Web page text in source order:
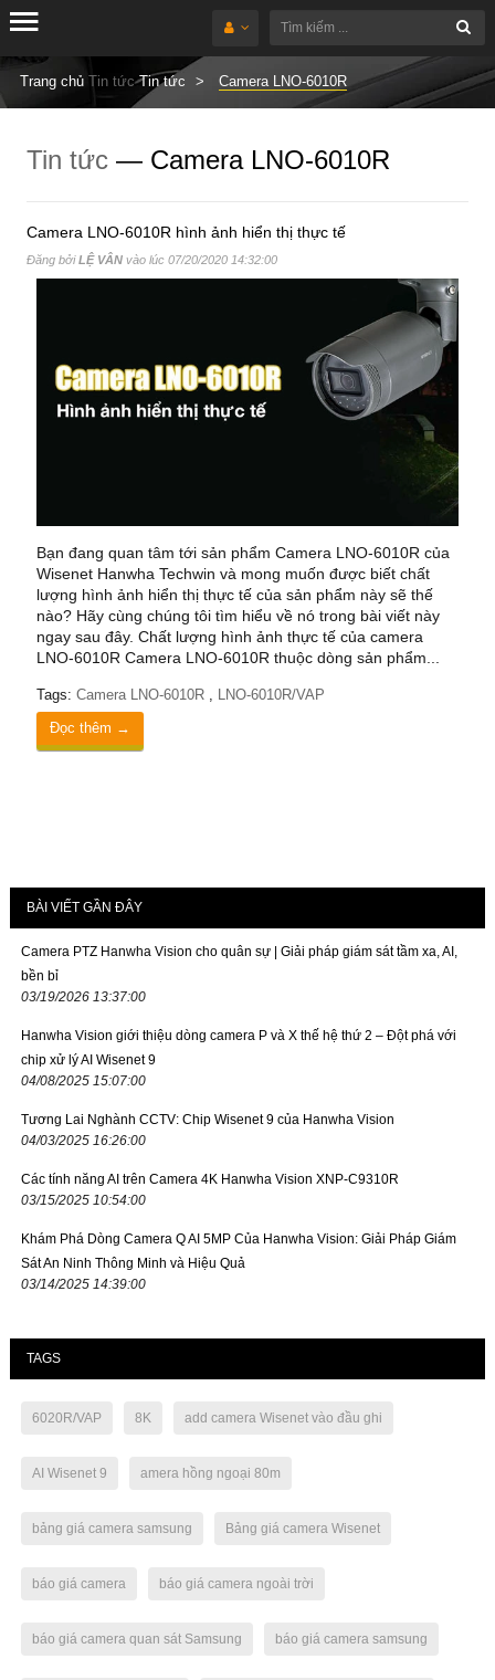
Trang chủ Tin tức Tin tức Camera LNO-6010R
Tin tức — Camera LNO-6010R
Camera LNO-6010R hình ảnh hiển thị thực tế
Đăng bởiLỆ VÂN vào lúc 07/20/2020 14:32:00
Bạn đang quan tâm tới sản phẩm Camera LNO-6010R của
Wisenet Hanwha Techwin và mong muốn được biết chất
lượng hình ảnh hiển thị thực tế của sản phẩm này sẽ thế
nào? Hãy cùng chúng tôi tìm hiểu về nó trong bài viết này
ngay sau đây. Chất lượng hình ảnh thực tế của camera
LNO-6010R Camera LNO-6010R thuộc dòng sản phẩm...
Tags: Camera LNO-6010R , LNO-6010R/VAP
Đọc thêm →
BÀI VIẾT GẦN ĐÂY
Camera PTZ Hanwha Vision cho quân sự | Giải pháp giám sát tầm xa, AI,
bền bỉ
03/19/2026 13:37:00
Hanwha Vision giới thiệu dòng camera P và X thế hệ thứ 2 – Đột phá với
chip xử lý AI Wisenet 9
04/08/2025 15:07:00
Tương Lai Nghành CCTV: Chip Wisenet 9 của Hanwha Vision
04/03/2025 16:26:00
Các tính năng AI trên Camera 4K Hanwha Vision XNP-C9310R
03/15/2025 10:54:00
Khám Phá Dòng Camera Q AI 5MP Của Hanwha Vision: Giải Pháp Giám
Sát An Ninh Thông Minh và Hiệu Quả
03/14/2025 14:39:00
TAGS
6020R/VAP 8K add camera Wisenet vào đầu ghi
AI Wisenet 9 amera hồng ngoại 80m
bảng giá camera samsung Bảng giá camera Wisenet
báo giá camera báo giá camera ngoài trời
báo giá camera quan sát Samsung báo giá camera samsung